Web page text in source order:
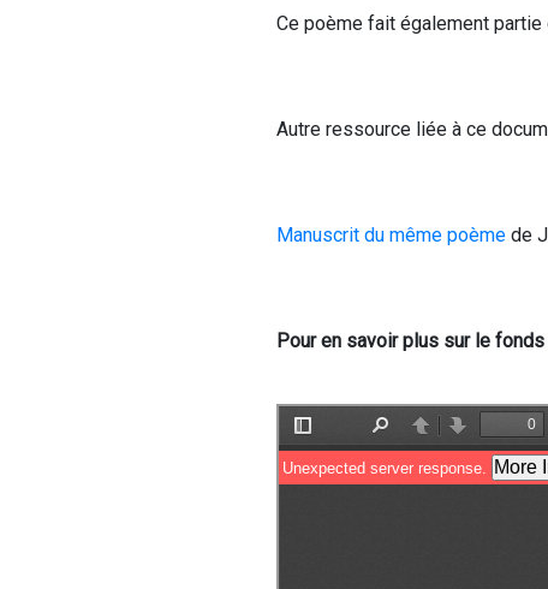
Ce poème fait également partie
Autre ressource liée à ce
Manuscrit du même poème de
Pour en savoir plus sur le